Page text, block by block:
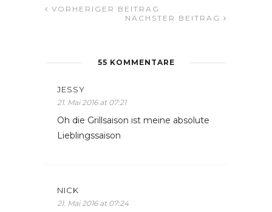
VORHERIGER BEITRAG
NÄCHSTER BEITRAG
55 KOMMENTARE
JESSY
21. Mai 2016 at 07:21
Oh die Grillsaison ist meine absolute
Lieblingssaison
NICK
21. Mai 2016 at 07:24